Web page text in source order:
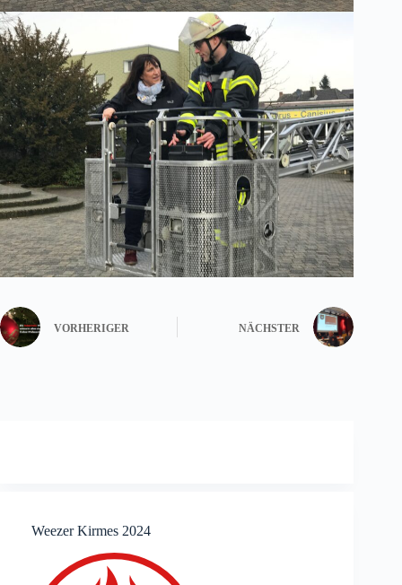
VORHERIGER NÄCHSTER
Weezer Kirmes 2024